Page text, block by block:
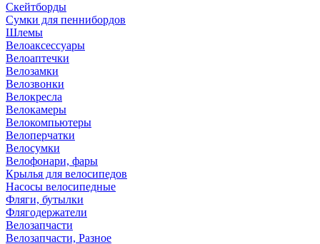
Скейтборды
Сумки для пеннибордов
Шлемы
Велоаксессуары
Велоаптечки
Велозамки
Велозвонки
Велокресла
Велокамеры
Велокомпьютеры
Велоперчатки
Велосумки
Велофонари, фары
Крылья для велосипедов
Насосы велосипедные
Фляги, бутылки
Флягодержатели
Велозапчасти
Велозапчасти, Разное